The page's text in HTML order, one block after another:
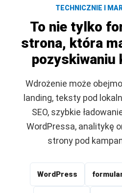
TECHNICZNIE I
To nie tylko
strona, która
pozyskiwaniu
Wdrożenie może
landing, teksty pod
SEO, szybkie
WordPressa, analitykę
strony pod
WordPress